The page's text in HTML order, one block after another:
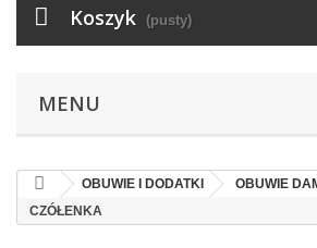
Koszyk (pusty)
MENU
OBUWIE I DODATKI
OBUWIE
CZÓŁENKA